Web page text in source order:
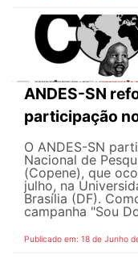
ANDES-SN
participação
O ANDES-SN
Nacional de
(Copene), que
julho, na
Brasília (DF).
campanha "Sou
Publicado em: 18 de Junho